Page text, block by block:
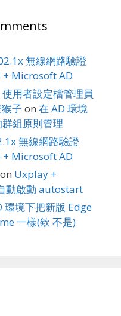
無線網路驗證
+ Microsoft AD
用者設定檔管理員
子 on 在 AD 環境
組原則管理
無線網路驗證
+ Microsoft AD
on Uxplay +
動啟動 autostart
環境下把新版 Edge
一樣(欸 不是)